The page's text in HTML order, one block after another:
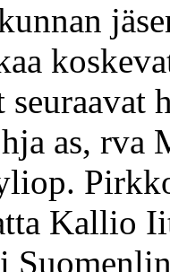
seuraavat
as, rva
.
Kallio